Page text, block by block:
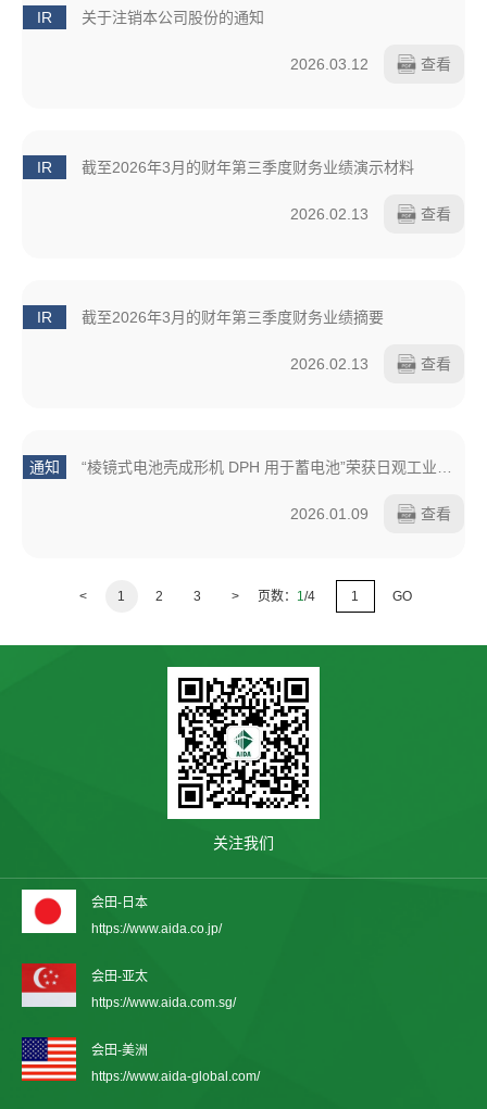
IR 关于注销本公司股份的通知
2026.03.12 查看
IR 截至2026年3月的财年第三季度财务业绩演示材料
2026.02.13 查看
IR 截至2026年3月的财年第三季度财务业绩摘要
2026.02.13 查看
通知 “棱镜式电池壳成形机 DPH 用于蓄电池”荣获日观工业新闻颁发的“2025年十大新产品奖”
2026.01.09 查看
< 1 2 3 > 页数： 1/4 GO
关注我们
会田-日本
https://www.aida.co.jp/
会田-亚太
https://www.aida.com.sg/
会田-美洲
https://www.aida-global.com/